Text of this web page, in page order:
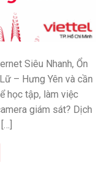
Siêu Nhanh, Ổn
– Hưng Yên và cần
học tập, làm việc
giám sát? Dịch